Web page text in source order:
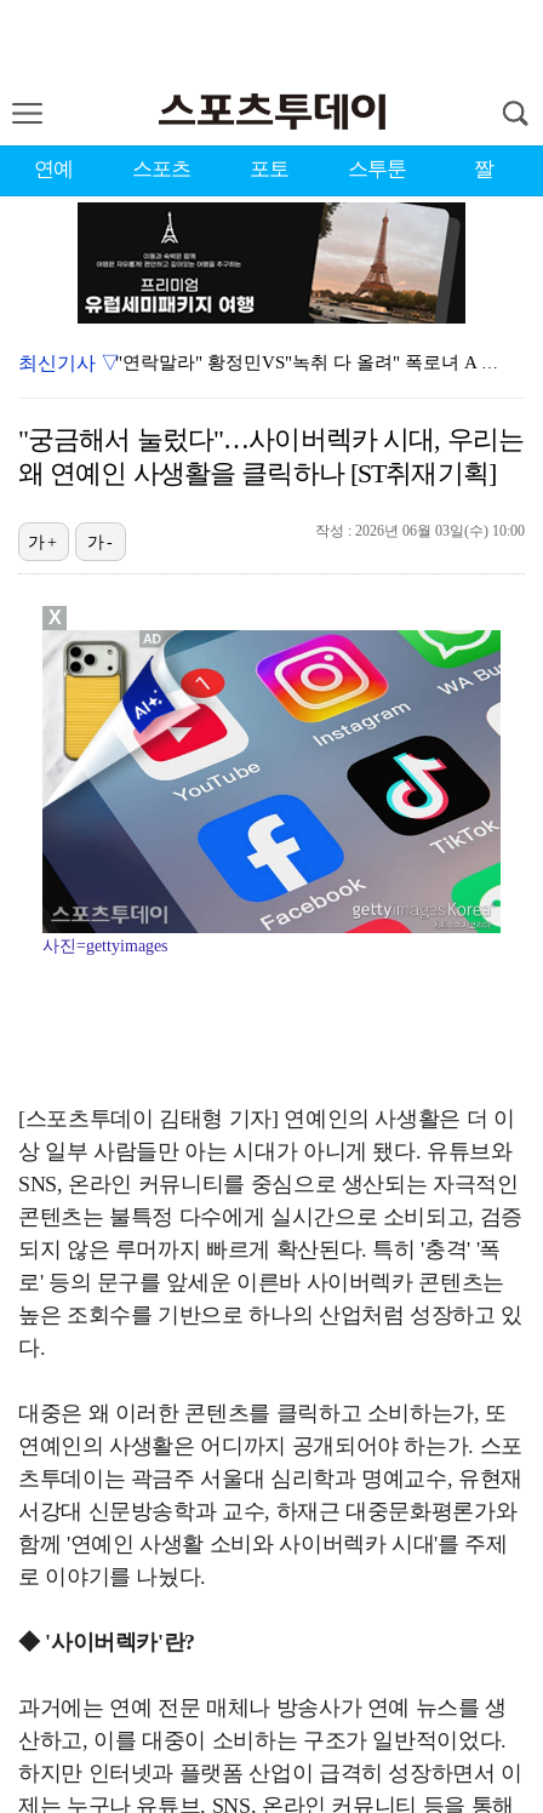
연예 스포츠 포토 스투툰 짤
"연락말라" 황정민VS"녹취 다 올려" 폭로녀 A 씨,…
이강인, 드디어 아틀레티코 선수단과 만났다…시메오네 감…
KBO, 기록적인 폭염으로 9일까지 리그 중단…내달 6…
'나솔' 24기 옥순, 출연료 미지급 폭로 "1년 넘게…
박지훈, 9월 잠실실내체육관서 앙코르 콘서트 개최
김혜성, 마이너리그 트리플A서 4경기 연속 무안타 침묵…
'오디세이'·'스파이더맨4', 박스오피스 투톱…기록 경…
최신기사 ▽
"궁금해서 눌렀다"…사이버렉카 시대, 우리는
왜 연예인 사생활을 클릭하나 [ST취재기획]
작성 : 2026년 06월 03일(수) 10:00
가+ 가-
사진=gettyimages
[스포츠투데이 김태형 기자] 연예인의 사생활은 더 이
상 일부 사람들만 아는 시대가 아니게 됐다. 유튜브와
SNS, 온라인 커뮤니티를 중심으로 생산되는 자극적인
콘텐츠는 불특정 다수에게 실시간으로 소비되고, 검증
되지 않은 루머까지 빠르게 확산된다. 특히 '충격' '폭
로' 등의 문구를 앞세운 이른바 사이버렉카 콘텐츠는
높은 조회수를 기반으로 하나의 산업처럼 성장하고 있
다.
대중은 왜 이러한 콘텐츠를 클릭하고 소비하는가, 또
연예인의 사생활은 어디까지 공개되어야 하는가. 스포
츠투데이는 곽금주 서울대 심리학과 명예교수, 유현재
서강대 신문방송학과 교수, 하재근 대중문화평론가와
함께 '연예인 사생활 소비와 사이버렉카 시대'를 주제
로 이야기를 나눴다.
◆ '사이버렉카'란?
과거에는 연예 전문 매체나 방송사가 연예 뉴스를 생
산하고, 이를 대중이 소비하는 구조가 일반적이었다.
하지만 인터넷과 플랫폼 산업이 급격히 성장하면서 이
제는 누구나 유튜브, SNS, 온라인 커뮤니티 등을 통해
X